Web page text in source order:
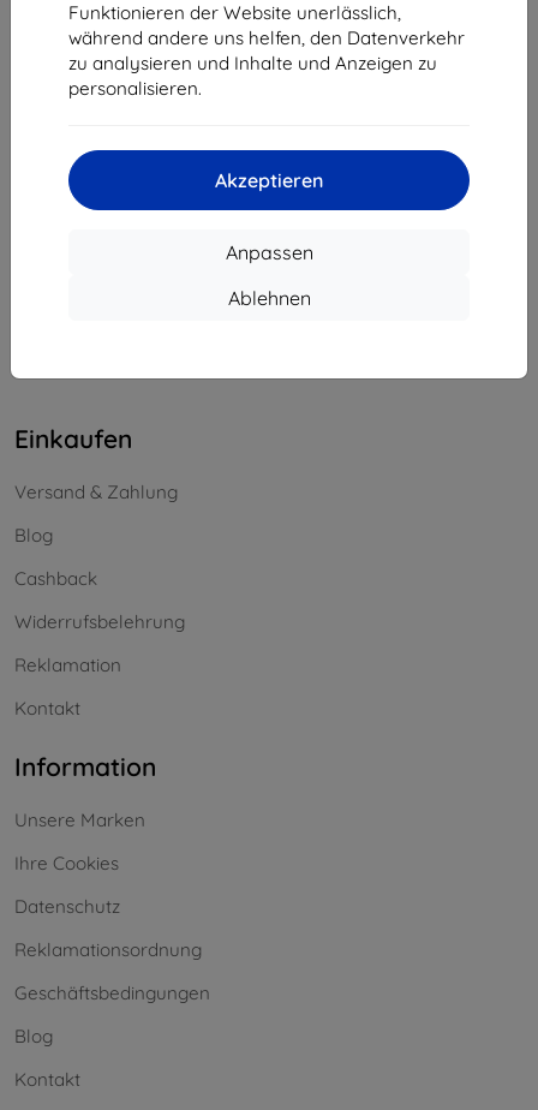
Funktionieren der Website unerlässlich,
während andere uns helfen, den Datenverkehr
zu analysieren und Inhalte und Anzeigen zu
personalisieren.
Akzeptieren
Anpassen
Ablehnen
Unternehmens-ID:46701494
USt-IdNr.:SK2023549671
info@top4mobile.eu
Einkaufen
Versand & Zahlung
Blog
Cashback
Widerrufsbelehrung
Reklamation
Kontakt
Information
Unsere Marken
Ihre Cookies
Datenschutz
Reklamationsordnung
Geschäftsbedingungen
Blog
Kontakt